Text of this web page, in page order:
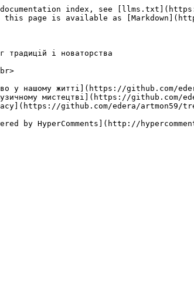
index, see
this page is available as
традицій і новаторства
у нашому житті](https://github.com/
мистецтві](https://github.com/
github.com/edera/artmon59/